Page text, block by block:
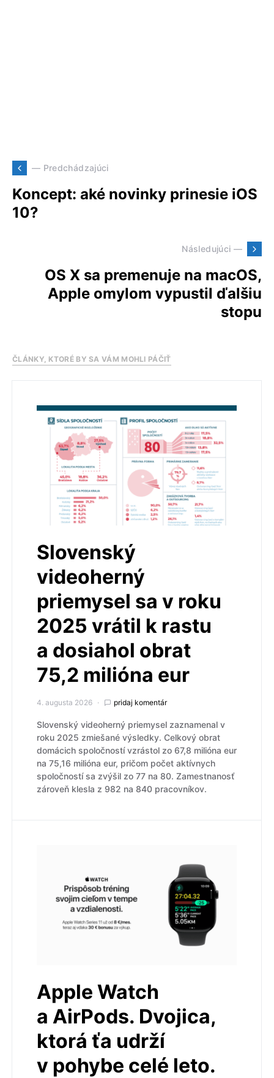
— Predchádzajúci
Koncept: aké novinky prinesie iOS
10?
Následujúci —
OS X sa premenuje na macOS,
Apple omylom vypustil ďalšiu
stopu
ČLÁNKY, KTORÉ BY SA VÁM MOHLI PÁČIŤ
Slovenský
videoherný
priemysel sa v roku
2025 vrátil k rastu
a dosiahol obrat
75,2 milióna eur
4. augusta 2026 pridaj komentár
Slovenský videoherný priemysel zaznamenal v
roku 2025 zmiešané výsledky. Celkový obrat
domácich spoločností vzrástol zo 67,8 milióna eur
na 75,16 milióna eur, pričom počet aktívnych
spoločností sa zvýšil zo 77 na 80. Zamestnanosť
zároveň klesla z 982 na 840 pracovníkov.
Apple Watch
a AirPods. Dvojica,
ktorá ťa udrží
v pohybe celé leto.